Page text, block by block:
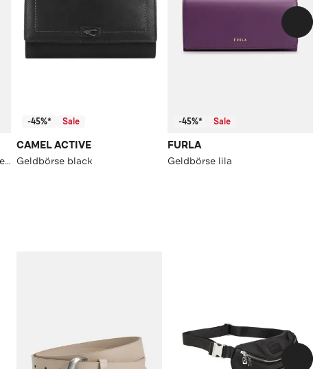
Geldbörse 'Lantea Europa' weinrot
-45%* Sale
CAMEL ACTIVE
Geldbörse black
-45%* Sale
FURLA
Geldbörse lila